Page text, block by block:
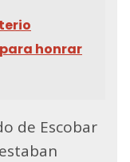
honrar
de Escobar